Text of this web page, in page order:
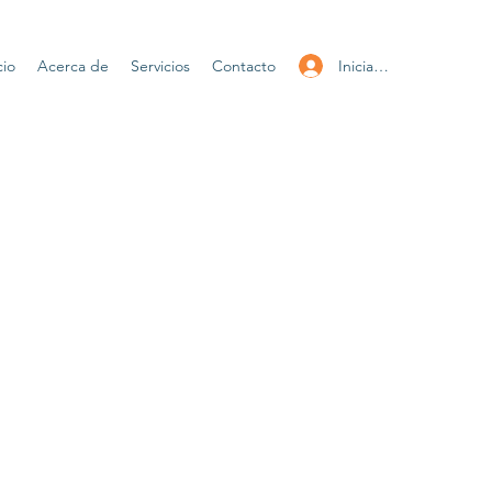
Iniciar sesión
Acerca de Servicios Contacto